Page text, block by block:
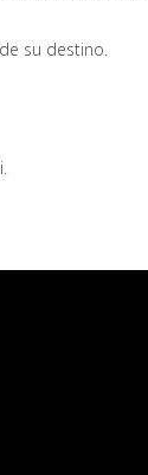
de su destino.